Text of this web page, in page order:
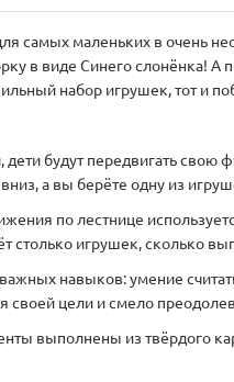
самых маленьких в очень
в виде Синего слонёнка! А
набор игрушек, тот и
дети будут передвигать
а вы берёте одну из
по лестнице
столько игрушек, сколько
навыков: умение
цели и смело
выполнены из твёрдого